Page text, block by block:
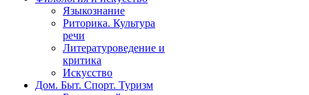
Языкознание
Риторика. Культура
речи
Литературоведение и
критика
Искусство
Дом. Быт. Спорт. Туризм